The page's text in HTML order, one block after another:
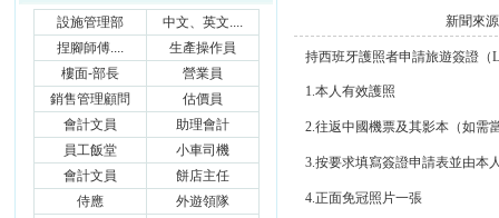
新聞來
持西班牙護照者申請旅遊簽證（L
1.本人有效護照
2.往返中國機票及其影本（如需
3.按要求填寫簽證申請表並由本
4.正面免冠照片一張
設施管理部
中文、英文....
捏腳師傅....
生產操作員
樓面-部長
營業員
銷售管理顧問
估價員
會計文員
助理會計
員工飯堂
小車司機
會計文員
餅店主任
侍應
外遊領隊